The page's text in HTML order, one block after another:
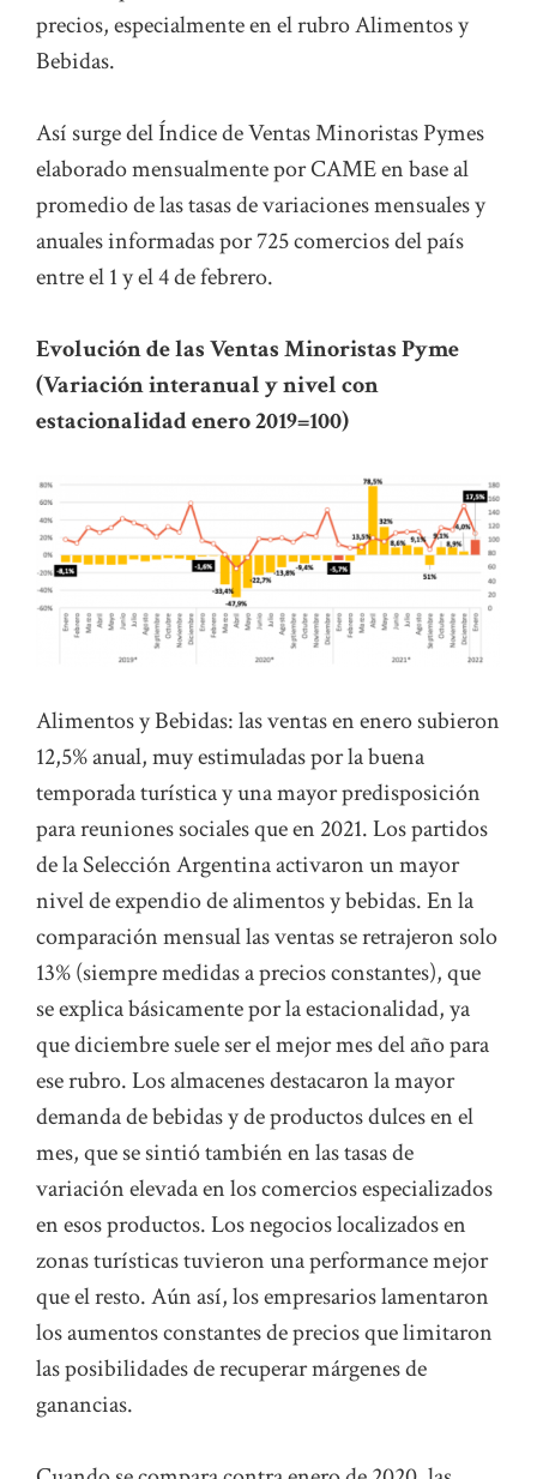
precios, especialmente en el rubro Alimentos y
Bebidas.
Así surge del Índice de Ventas Minoristas Pymes
elaborado mensualmente por CAME en base al
promedio de las tasas de variaciones mensuales y
anuales informadas por 725 comercios del país
entre el 1 y el 4 de febrero.
Evolución de las Ventas Minoristas Pyme
(Variación interanual y nivel con
estacionalidad enero 2019=100)
Alimentos y Bebidas: las ventas en enero subieron
12,5% anual, muy estimuladas por la buena
temporada turística y una mayor predisposición
para reuniones sociales que en 2021. Los partidos
de la Selección Argentina activaron un mayor
nivel de expendio de alimentos y bebidas. En la
comparación mensual las ventas se retrajeron solo
13% (siempre medidas a precios constantes), que
se explica básicamente por la estacionalidad, ya
que diciembre suele ser el mejor mes del año para
ese rubro. Los almacenes destacaron la mayor
demanda de bebidas y de productos dulces en el
mes, que se sintió también en las tasas de
variación elevada en los comercios especializados
en esos productos. Los negocios localizados en
zonas turísticas tuvieron una performance mejor
que el resto. Aún así, los empresarios lamentaron
los aumentos constantes de precios que limitaron
las posibilidades de recuperar márgenes de
ganancias.